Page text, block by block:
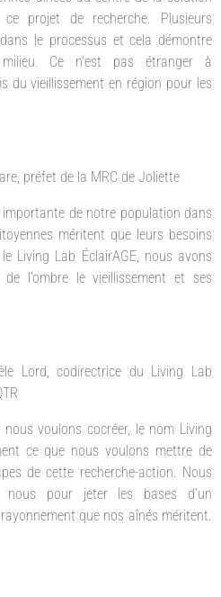
projet de recherche. Plusieurs
le processus et cela démontre
Ce n’est pas étranger à
du vieillissement en région pour les
préfet de la MRC de Joliette
de notre population dans
méritent que leurs besoins
Living Lab ÉclairAGE, nous avons
l’ombre le vieillissement et ses
Lord, codirectrice du Living Lab
voulons cocréer, le nom Living
ce que nous voulons mettre de
de cette recherche-action. Nous
pour jeter les bases d’un
que nos aînés méritent.